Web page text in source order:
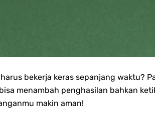
bekerja keras sepanjang waktu?
menambah penghasilan bahkan
makin aman!